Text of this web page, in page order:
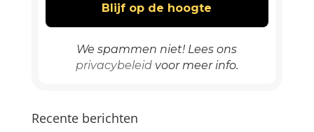
We spammen niet! Lees ons
privacybeleidvoor meer info.
Recente berichten